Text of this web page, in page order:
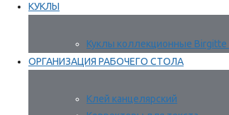
КУКЛЫ
Куклы коллекционные Birgitte
ОРГАНИЗАЦИЯ РАБОЧЕГО СТОЛА
Клей канцелярский